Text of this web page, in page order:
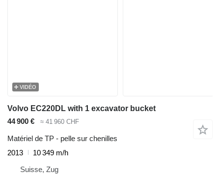
VIDÉO
Volvo EC220DL with 1 excavator bucket
44 900 €
≈ 41 960 CHF
Matériel de TP - pelle sur chenilles
2013
10 349 m/h
Suisse, Zug